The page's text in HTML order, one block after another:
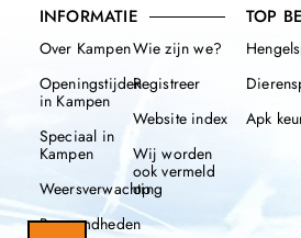
INFORMATIE
Over Kampen
Openingstijden
in Kampen
Speciaal in
Kampen
Weersverwachting
Beroemdheden
Wie zijn we?
Registreer
Website index
Wij worden
ook vermeld
op
TOP
Apk